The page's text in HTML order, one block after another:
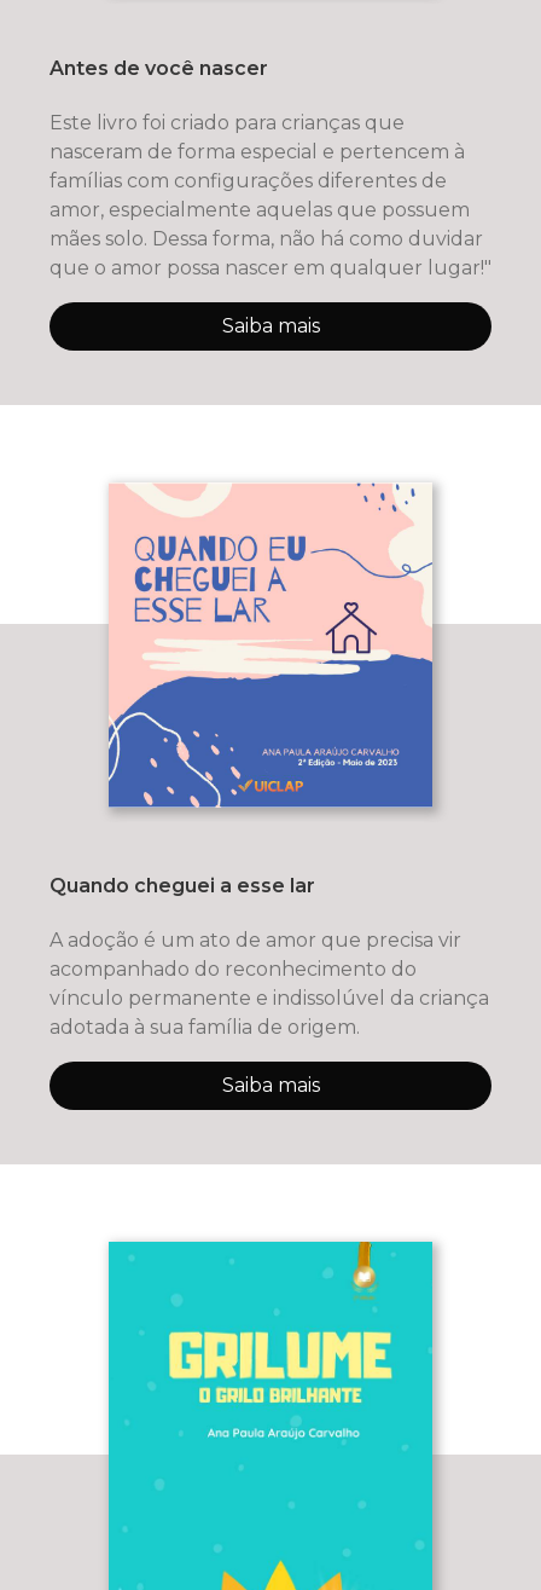
Antes de você nascer
Este livro foi criado para crianças que
nasceram de forma especial e pertencem à
famílias com configurações diferentes de
amor, especialmente aquelas que possuem
mães solo. Dessa forma, não há como duvidar
que o amor possa nascer em qualquer lugar!"
Saiba mais
Quando cheguei a esse lar
A adoção é um ato de amor que precisa vir
acompanhado do reconhecimento do
vínculo permanente e indissolúvel da criança
adotada à sua família de origem.
Saiba mais